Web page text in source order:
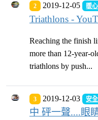
2 2019-12-05 暖心
Triathlons -
Reaching the finish
more than 12-year-
triathlons by push...
3 2019-12-03 安
中 砰一聲....眼